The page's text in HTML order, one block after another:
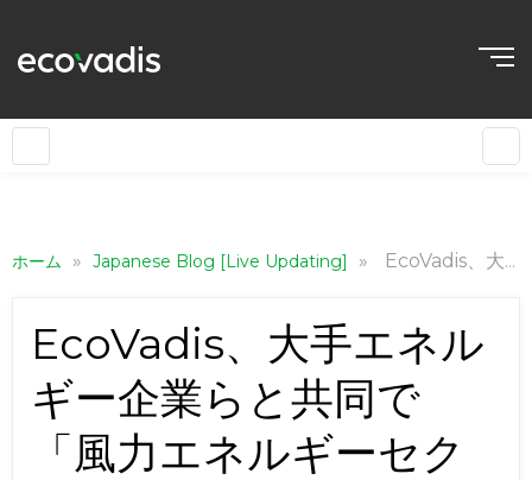
ホーム » Japanese Blog [Live Updating] » EcoVadis、大手エネルギー企業らと共同で「風力エネルギーセクターイニシアチブ」を設立
EcoVadis、大手エネル
ギー企業らと共同で
「風力エネルギーセク